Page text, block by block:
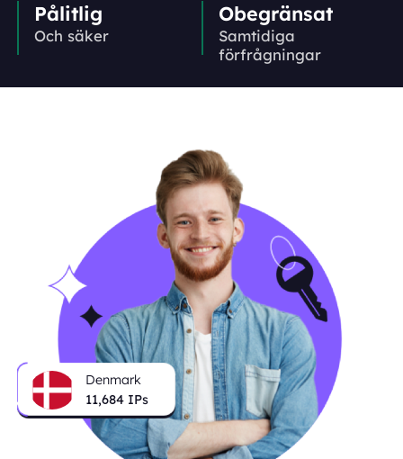
Pålitlig
Och säker
Obegränsat
Samtidiga
förfrågningar
Denmark
11,684 IPs